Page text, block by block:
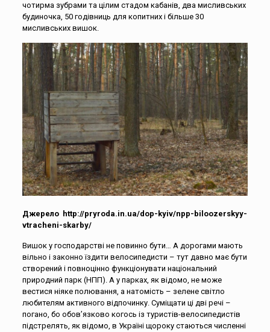
чотирма зубрами та цілим стадом кабанів, два мисливських
будиночка, 50 годівниць для копитних і більше 30
мисливських вишок.
Джерело http://pryroda.in.ua/dop-kyiv/npp-biloozerskyy-
vtracheni-skarby/
Вишок у господарстві не повинно бути… А дорогами мають
вільно і законно їздити велосипедисти – тут давно має бути
створений і повноцінно функціонувати національний
природний парк (НПП). А у парках, як відомо, не може
вестися ніяке полювання, а натомість – зелене світло
любителям активного відпочинку. Суміщати ці дві речі –
погано, бо обов’язково когось із туристів-велосипедистів
підстрелять, як відомо, в Україні щороку стаються численні